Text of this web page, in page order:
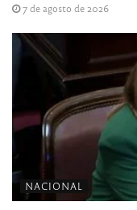
7 de agosto de 2026
NACIONAL